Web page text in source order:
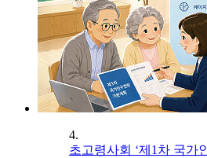
4.
초고령사회 ‘제1차 국가